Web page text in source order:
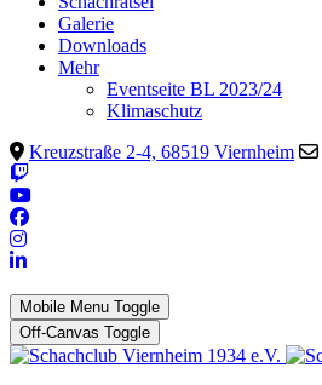
Galerie
Downloads
Mehr
Eventseite BL 2023/24
Klimaschutz
Kreuzstraße 2-4, 68519 Viernheim
Mobile Menu Toggle
Off-Canvas Toggle